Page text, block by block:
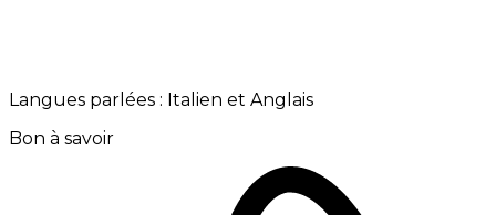
Langues parlées : Italien et Anglais
Bon à savoir